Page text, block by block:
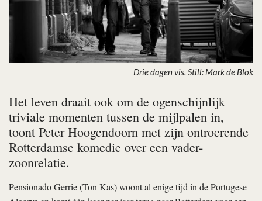
Drie dagen vis. Still: Mark de Blok
Het leven draait ook om de ogenschijnlijk
triviale momenten tussen de mijlpalen in,
toont Peter Hoogendoorn met zijn ontroerende
Rotterdamse komedie over een vader-
zoonrelatie.
Pensionado Gerrie (Ton Kas) woont al enige tijd in de Portugese